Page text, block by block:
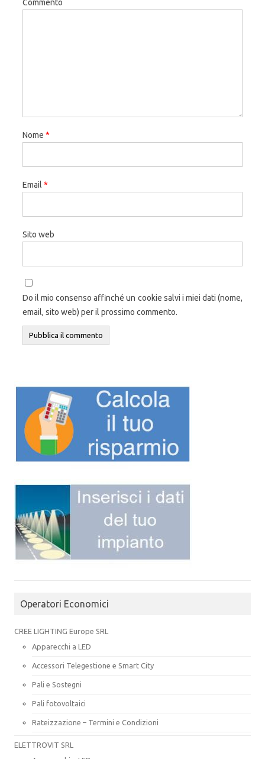
Commento
Nome *
Email *
Sito web
Do il mio consenso affinché un cookie salvi i miei dati (nome,
email, sito web) per il prossimo commento.
Operatori Economici
CREE LIGHTING Europe SRL
Apparecchi a LED
Accessori Telegestione e Smart City
Pali e Sostegni
Pali fotovoltaici
Rateizzazione – Termini e Condizioni
ELETTROVIT SRL